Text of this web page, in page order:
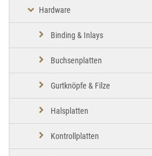
Hardware
Binding & Inlays
Buchsenplatten
Gurtknöpfe & Filze
Halsplatten
Kontrollplatten